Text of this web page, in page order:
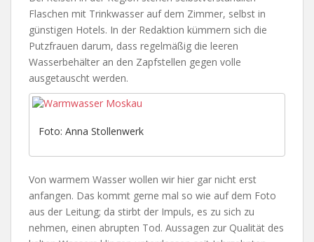
Flaschen mit Trinkwasser auf dem Zimmer, selbst in
günstigen Hotels. In der Redaktion kümmern sich die
Putzfrauen darum, dass regelmäßig die leeren
Wasserbehälter an den Zapfstellen gegen volle
ausgetauscht werden.
Foto: Anna Stollenwerk
Von warmem Wasser wollen wir hier gar nicht erst
anfangen. Das kommt gerne mal so wie auf dem Foto
aus der Leitung; da stirbt der Impuls, es zu sich zu
nehmen, einen abrupten Tod. Aussagen zur Qualität des